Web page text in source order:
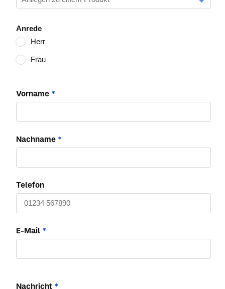
Anrede
Herr
Frau
Vorname *
Nachname *
Telefon
E-Mail *
Nachricht *